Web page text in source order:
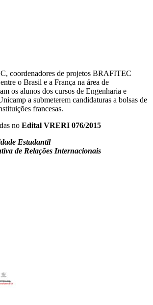
coordenadores de projetos BRAFITEC
o Brasil e a França na área de
os alunos dos cursos de Engenharia e
a submeterem candidaturas a bolsas de
francesas.
no Edital VRERI 076/2015
Estudantil
de Relações Internacionais